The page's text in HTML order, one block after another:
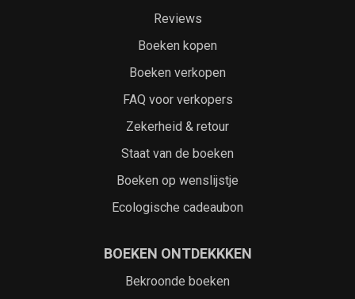
Reviews
Boeken kopen
Boeken verkopen
FAQ voor verkopers
Zekerheid & retour
Staat van de boeken
Boeken op wenslijstje
Ecologische cadeaubon
BOEKEN ONTDEKKKEN
Bekroonde boeken